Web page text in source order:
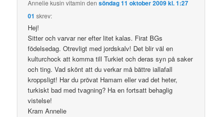
Annelie kusin vitamin densöndag 11 oktober 2009 kl. 1:27
01 skrev:
Hej!
Sitter och varvar ner efter litet kalas. Firat BGs
födelsedag. Otrevligt med jordskalv! Det blir väl en
kulturchock att komma till Turkiet och deras syn på saker
och ting. Vad skönt att du verkar må bättre iallafall
kroppsligt! Har du prövat Hamam eller vad det heter,
turkiskt bad med tvagning? Ha en fortsatt behaglig
vistelse!
Kram Annelie